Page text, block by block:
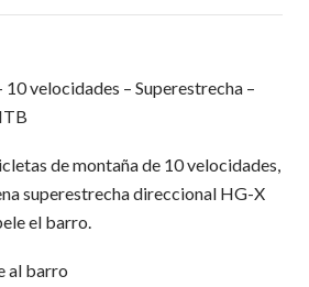
velocidades – Superestrecha –
de montaña de 10 velocidades,
superestrecha direccional HG-X
el barro.
al barro